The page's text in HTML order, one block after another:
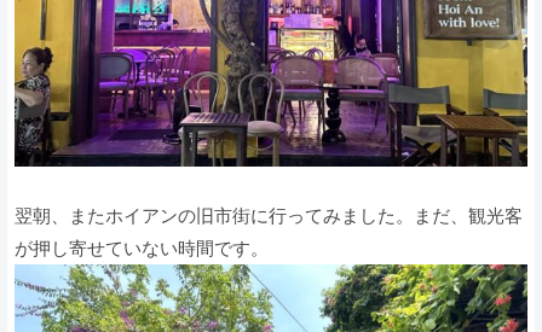
翌朝、またホイアンの旧市街に行ってみました。まだ、観光客
が押し寄せていない時間です。